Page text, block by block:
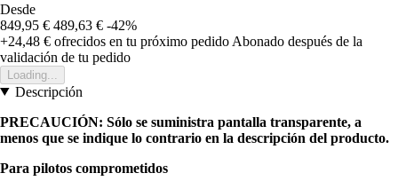
Desde
849,95 € 489,63 € -42%
+24,48 € ofrecidos en tu próximo pedido Abonado después de la
validación de tu pedido
Loading...
Descripción
PRECAUCIÓN: Sólo se suministra pantalla transparente, a
menos que se indique lo contrario en la descripción del producto.
Para pilotos comprometidos